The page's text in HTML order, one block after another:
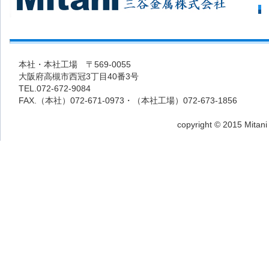
本社・本社工場 〒569-0055
大阪府高槻市西冠3丁目40番3号
TEL.072-672-9084
FAX.（本社）072-671-0973・（本社工場）072-673-1856
copyright © 2015